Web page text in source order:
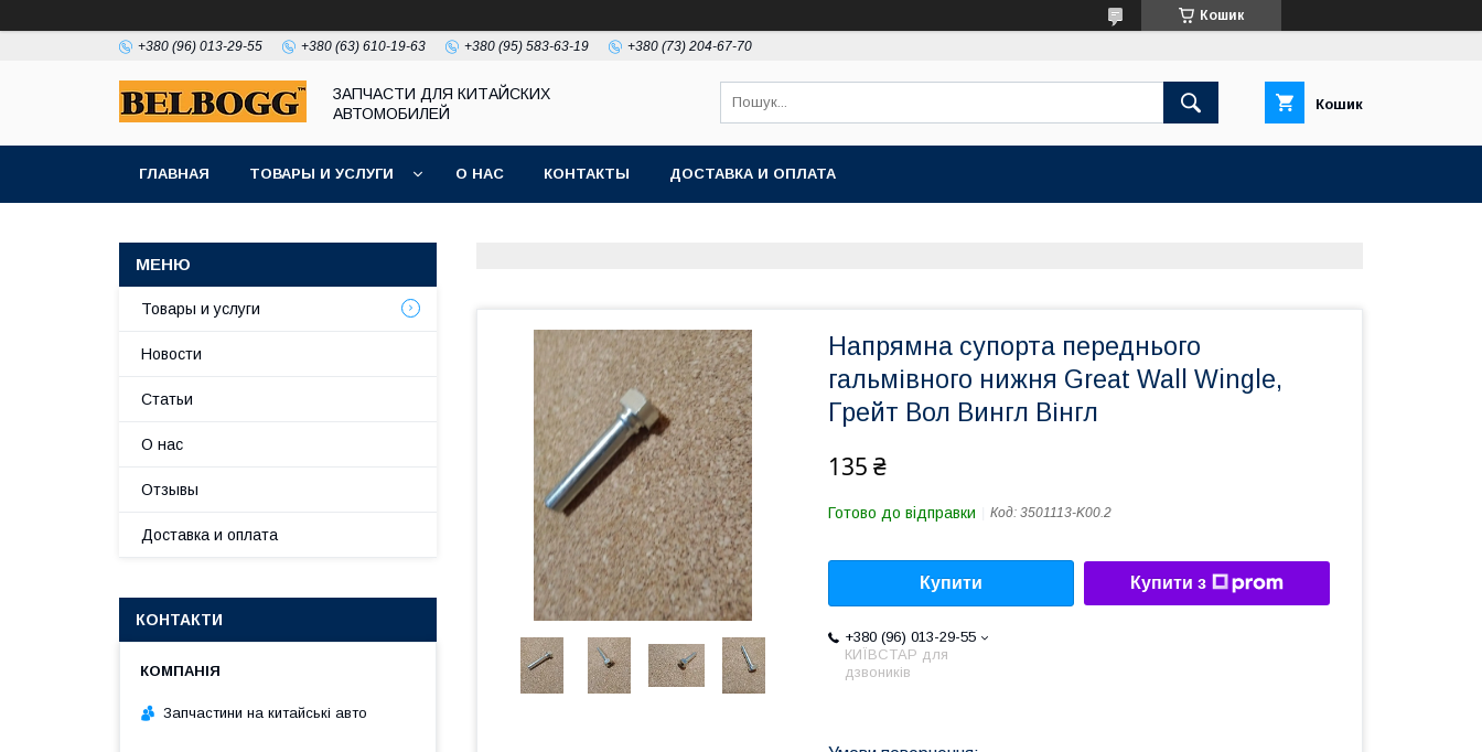
Кошик
+380 (96) 013-29-55 +380 (63) 610-19-63 +380 (95) 583-63-19 +380 (73) 204-67-70
ЗАПЧАСТИ ДЛЯ КИТАЙСКИХ
АВТОМОБИЛЕЙ
Кошик
ГЛАВНАЯ ТОВАРЫ И УСЛУГИ О НАС КОНТАКТЫ ДОСТАВКА И ОПЛАТА
Напрямна супорта переднього
гальмівного нижня Great Wall Wingle,
Грейт Вол Вингл Вінгл
135 ₴
Готово до відправки Код: 3501113-K00.2
Купити Купити з
+380 (96) 013-29-55
КИЇВСТАР для
дзвоників
Товары и услуги
Новости
Статьи
О нас
Отзывы
Доставка и оплата
КОНТАКТИ
Запчастини на китайські авто